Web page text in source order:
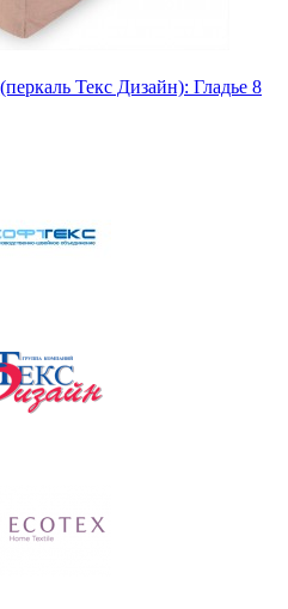
Текс Дизайн): Гладье 8